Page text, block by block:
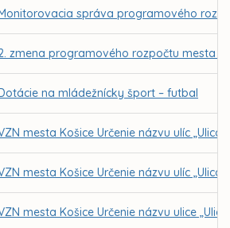
správa programového
zmena programového rozpočtu mesta
Dotácie na mládežnícky šport – futbal
mesta Košice Určenie názvu ulíc
mesta Košice Určenie názvu ulíc „Ulica
mesta Košice Určenie názvu ulice